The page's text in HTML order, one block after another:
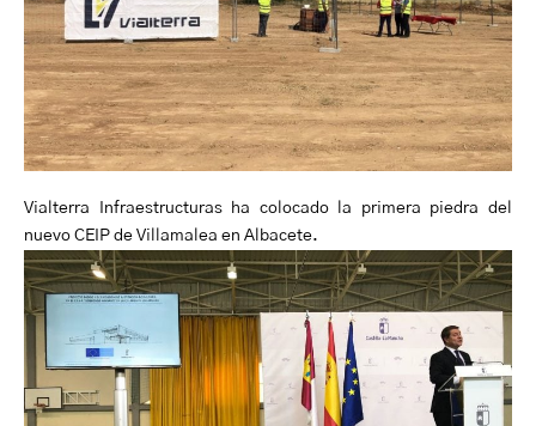
Vialterra Infraestructuras ha colocado la primera piedra del
nuevo CEIP de Villamalea en Albacete.